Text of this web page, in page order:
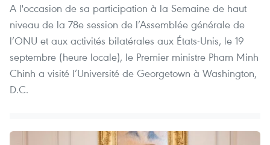
A l'occasion de sa participation à la Semaine de haut
niveau de la 78e session de l’Assemblée générale de
l’ONU et aux activités bilatérales aux États-Unis, le 19
septembre (heure locale), le Premier ministre Pham Minh
Chinh a visité l’Université de Georgetown à Washington,
D.C.